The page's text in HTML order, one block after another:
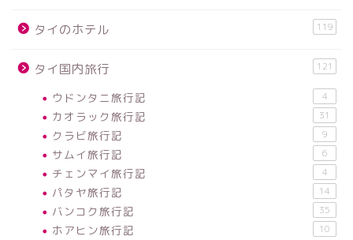
タイのホテル 119
タイ国内旅行 121
ウドンタニ旅行記 4
カオラック旅行記 31
クラビ旅行記 9
サムイ旅行記 6
チェンマイ旅行記 4
パタヤ旅行記 14
バンコク旅行記 35
ホアヒン旅行記 10